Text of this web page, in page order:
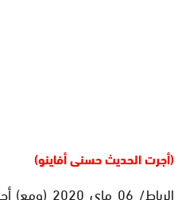
(أجرت الحديث حسنى أفاينو)
الرباط/ 06